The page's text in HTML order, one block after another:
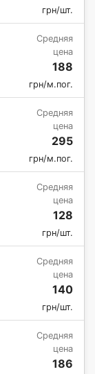
грн/шт.
Средняя
цена
188
грн/м.пог.
Средняя
цена
295
грн/м.пог.
Средняя
цена
128
грн/шт.
Средняя
цена
140
грн/шт.
Средняя
цена
186